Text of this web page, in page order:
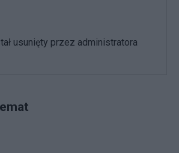
usunięty przez administratora